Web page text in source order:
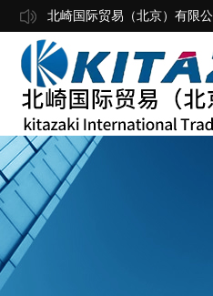
北崎国际贸易（北京）有限公